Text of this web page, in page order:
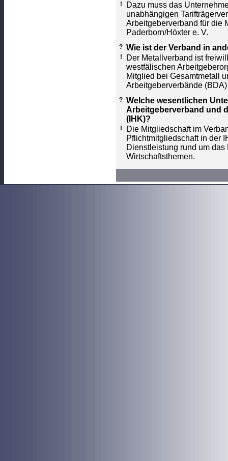
!
Dazu muss das
unabhängigen
Arbeitgeberverband für die
Paderborn/Höxter e. V.
? Wie ist der Verband in
!
Der Metallverband ist
westfälischen
Mitglied bei Gesamtmetall
Arbeitgeberverbände
? Welche wesentlichen
Arbeitgeberverband und
(IHK)?
!
Die Mitgliedschaft im
Pflichtmitgliedschaft in der
Dienstleistung rund um
Wirtschaftsthemen.